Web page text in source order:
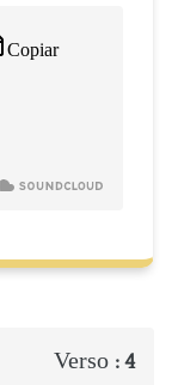
Copiar
Verso :4